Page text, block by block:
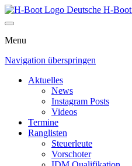
Deutsche H-Boot
Menu
Navigation überspringen
Aktuelles
News
Instagram Posts
Videos
Termine
Ranglisten
Steuerleute
Vorschoter